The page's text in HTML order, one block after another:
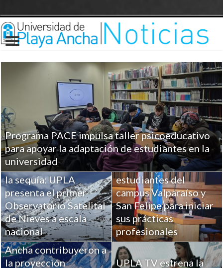
Programa PACE impulsa taller psicoeducativo
para apoyar la adaptación de estudiantes en la
universidad
Ciencia para combatir
la sequía: UPLA
presenta el primer
Observatorio Satelital
de Nieves a escala
nacional
UPLA entrega
herramientas clave a
más de 100
estudiantes del
campus Valparaíso y
San Felipe para iniciar
sus prácticas
profesionales
Académicos de la
Universidad de Playa
Ancha contribuyeron a
la proyección
UPLA TV estrena la